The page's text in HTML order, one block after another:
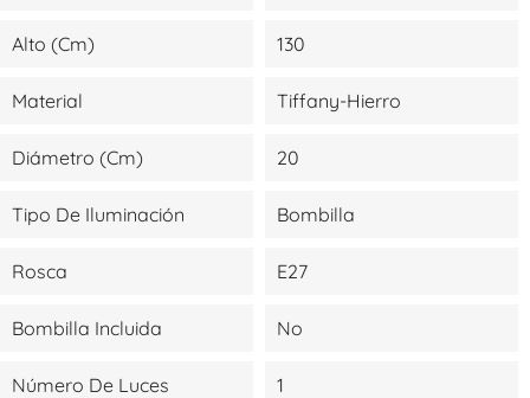
Alto (cm) 130
Material Tiffany-Hierro
Diámetro (cm) 20
Tipo De Iluminación Bombilla
Rosca E27
Bombilla Incluida No
Número De Luces 1